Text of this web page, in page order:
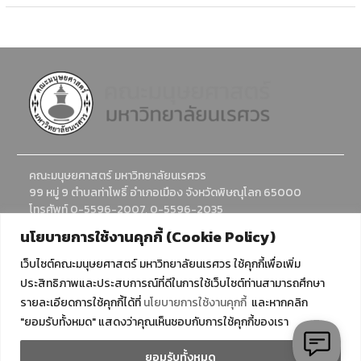
นโยบายการใช้งานคุกกี้ (Cookie Policy)
เว็บไซต์คณะมนุษยศาสตร์ มหาวิทยาลัยนเรศวร ใช้คุกกี้เพื่อเพิ่ม
ประสิทธิภาพและประสบการณ์ที่ดีในการใช้เว็บไซต์ท่านสามารถศึกษา
รายละเอียดการใช้คุกกี้ได้ที่นโยบายการใช้งานคุกกี้ และหากคลิก
"ยอมรับทั้งหมด" แสดงว่าคุณเห็นชอบกับการใช้คุกกี้ของเรา
ยอมรับทั้งหมด
คณะมนุษยศาสตร์ มหาวิทยาลัยนเรศวร
99 หมู่ 9 ตำบลท่าโพธิ์ อำเภอเมือง จังหวัดพิษณุโลก 65000
โทรศัพท์ 0-5596-2007, 0-5596-2035
อีเมล : humanadmission@nu.ac.th